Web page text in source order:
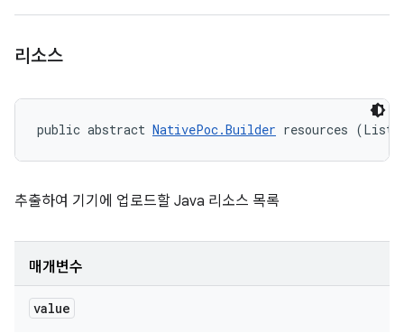
리소스
public abstract NativePoc.Builder resources
추출하여 기기에 업로드할 Java 리소스 목록
매개변수
value